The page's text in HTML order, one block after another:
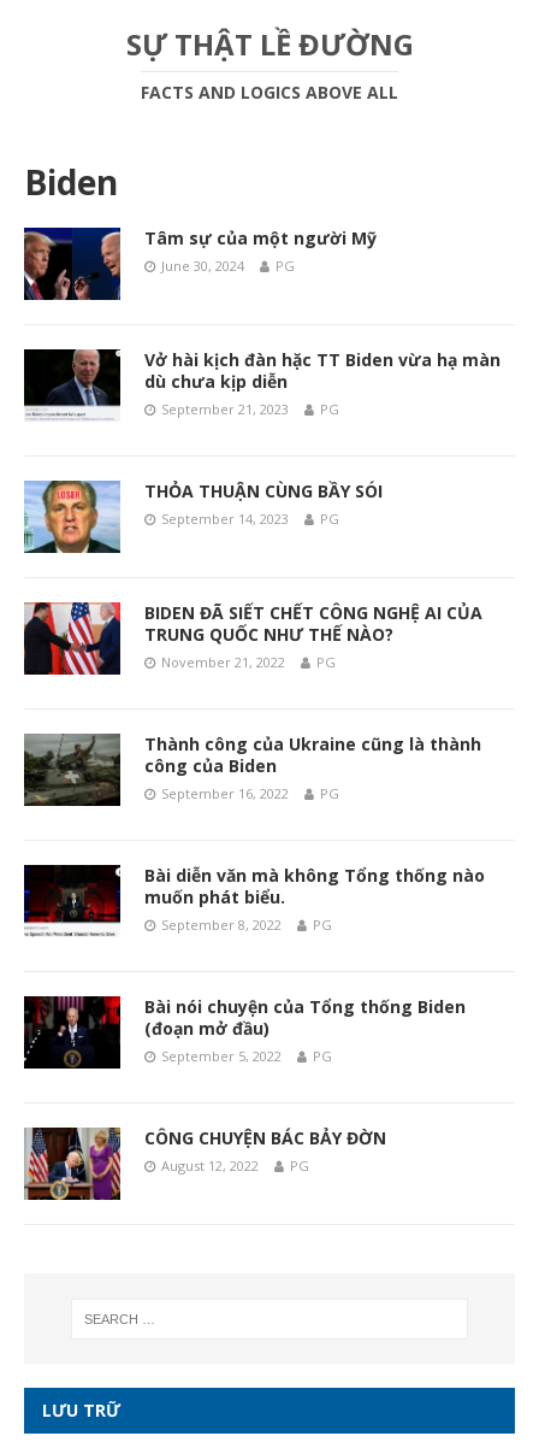
SỰ THẬT LỀ ĐƯỜNG
FACTS AND LOGICS ABOVE ALL
Biden
Tâm sự của một người Mỹ
June 30, 2024 PG
Vở hài kịch đàn hặc TT Biden vừa hạ màn
dù chưa kịp diễn
September 21, 2023 PG
THỎA THUẬN CÙNG BẦY SÓI
September 14, 2023 PG
BIDEN ĐÃ SIẾT CHẾT CÔNG NGHỆ AI CỦA
TRUNG QUỐC NHƯ THẾ NÀO?
November 21, 2022 PG
Thành công của Ukraine cũng là thành
công của Biden
September 16, 2022 PG
Bài diễn văn mà không Tổng thống nào
muốn phát biểu.
September 8, 2022 PG
Bài nói chuyện của Tổng thống Biden
(đoạn mở đầu)
September 5, 2022 PG
CÔNG CHUYỆN BÁC BẢY ĐỜN
August 12, 2022 PG
LƯU TRỮ